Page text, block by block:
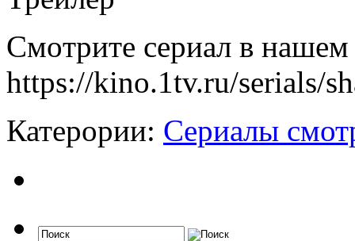
Смoтритe сериал в нашем
https://kino.1tv.ru/serials/
Катерории: Сериалы